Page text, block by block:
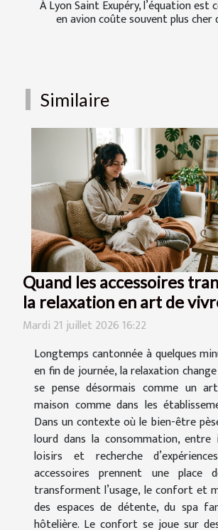
À Lyon Saint Exupéry, l’équation est
en avion coûte souvent plus cher
Similaire
Quand les accessoires
la relaxation en art de
Mardi 21 juillet 2026 16:22
Longtemps cantonnée à quelques
en fin de journée, la relaxation
se pense désormais comme un
maison comme dans les
Dans un contexte où le bien-être
lourd dans la consommation,
loisirs et recherche
accessoires prennent une place
transforment l’usage, le confort et
des espaces de détente, du spa
hôtelière. Le confort se joue sur